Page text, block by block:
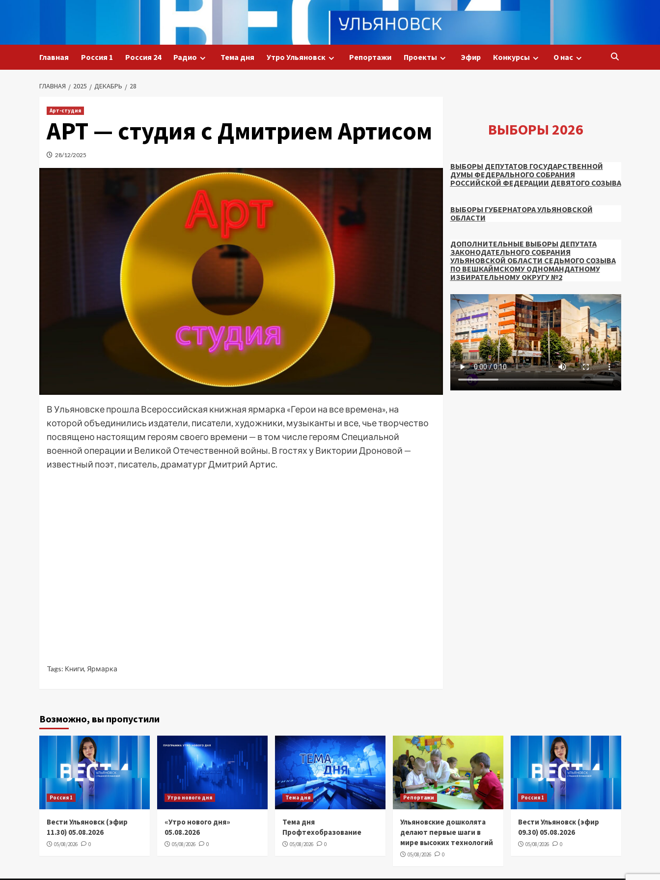
Главная Россия 1 Россия 24 Радио Тема дня Утро Ульяновск Репортажи Проекты Эфир Конкурсы О нас
ГЛАВНАЯ 2025 ДЕКАБРЬ 28
Арт-студия
АРТ — студия с Дмитрием Артисом
28/12/2025
В Ульяновске прошла Всероссийская книжная ярмарка «Герои на все времена», на
которой объединились издатели, писатели, художники, музыканты и все, чье творчество
посвящено настоящим героям своего времени — в том числе героям Специальной
военной операции и Великой Отечественной войны. В гостях у Виктории Дроновой —
известный поэт, писатель, драматург Дмитрий Артис.
Tags: Книги, Ярмарка
ВЫБОРЫ 2026
ВЫБОРЫ ДЕПУТАТОВ ГОСУДАРСТВЕННОЙ
ДУМЫ ФЕДЕРАЛЬНОГО СОБРАНИЯ
РОССИЙСКОЙ ФЕДЕРАЦИИ ДЕВЯТОГО СОЗЫВА
ВЫБОРЫ ГУБЕРНАТОРА УЛЬЯНОВСКОЙ
ОБЛАСТИ
ДОПОЛНИТЕЛЬНЫЕ ВЫБОРЫ ДЕПУТАТА
ЗАКОНОДАТЕЛЬНОГО СОБРАНИЯ
УЛЬЯНОВСКОЙ ОБЛАСТИ СЕДЬМОГО СОЗЫВА
ПО ВЕШКАЙМСКОМУ ОДНОМАНДАТНОМУ
ИЗБИРАТЕЛЬНОМУ ОКРУГУ №2
Возможно, вы пропустили
Россия 1
Вести Ульяновск (эфир
11.30) 05.08.2026
05/08/2026 0
Утро нового дня
«Утро нового дня»
05.08.2026
05/08/2026 0
Тема дня
Тема дня
Профтехобразование
05/08/2026 0
Репортажи
Ульяновские дошколята
делают первые шаги в
мире высоких технологий
05/08/2026 0
Россия 1
Вести Ульяновск (эфир
09.30) 05.08.2026
05/08/2026 0